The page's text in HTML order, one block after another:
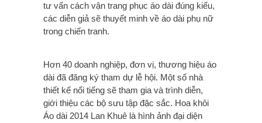
tư vấn cách vận trang phục áo dài đúng kiểu,
các diễn giả sẽ thuyết minh về áo dài phụ nữ
trong chiến tranh.
Hơn 40 doanh nghiệp, đơn vị, thương hiệu áo
dài đã đăng ký tham dự lễ hội. Một số nhà
thiết kế nổi tiếng sẽ tham gia và trình diễn,
giới thiệu các bộ sưu tập đặc sắc. Hoa khôi
Áo dài 2014 Lan Khuê là hình ảnh đại diện